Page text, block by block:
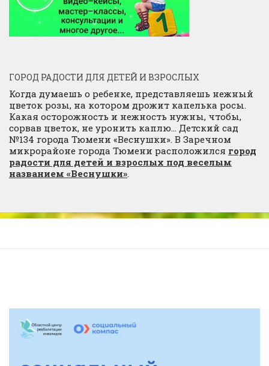
ГОРОД РАДОСТИ ДЛЯ ДЕТЕЙ И ВЗРОСЛЫХ
Когда думаешь о ребенке, представляешь нежный
цветок розы, на котором дрожит капелька росы.
Какая осторожность и нежность нужны, чтобы,
сорвав цветок, не уронить каплю… Детский сад
№134 города Тюмени «Веснушки». В Заречном
микрорайоне города Тюмени расположился город
радости для детей и взрослых под веселым
названием «Веснушки».